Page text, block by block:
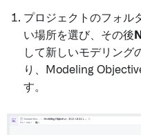
プロジェクトのフォル
い場所を選び、その後
して新しいモデリング
り、Modeling
す。